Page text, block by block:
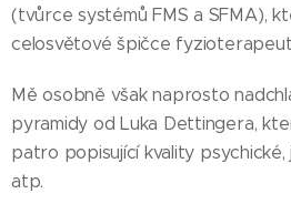
(tvůrce systémů FMS a SFMA),
celosvětové špičce
Mě osobně však naprosto
pyramidy od Luka Dettingera,
patro popisující kvality psychické,
atp.